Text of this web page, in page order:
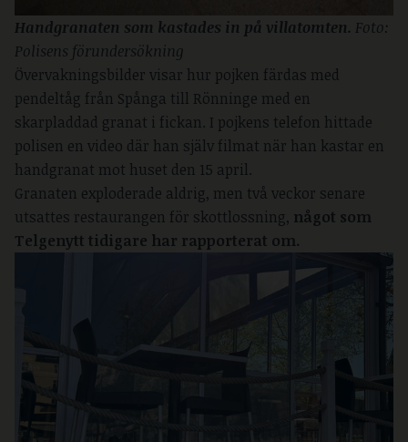
Handgranaten som kastades in på villatomten. Foto:
Polisens förundersökning
Övervakningsbilder visar hur pojken färdas med
pendeltåg från Spånga till Rönninge med en
skarpladdad granat i fickan. I pojkens telefon hittade
polisen en video där han själv filmat när han kastar en
handgranat mot huset den 15 april.
Granaten exploderade aldrig, men två veckor senare
utsattes restaurangen för skottlossning, något som
Telgenytt tidigare har rapporterat om.